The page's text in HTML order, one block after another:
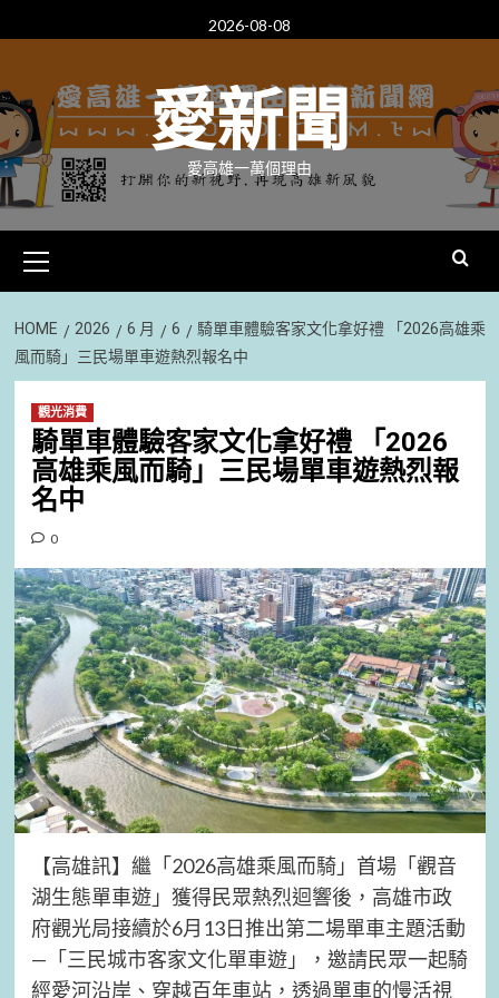
to
2026-08-08
愛新聞
愛高雄一萬個理由
Menu
HOME 2026 6 月 6
騎單車體驗客家文化拿好禮 「2026高雄乘
風而騎」三民場單車遊熱烈報名中
觀光消費
騎單車體驗客家文化拿好禮 「2026
高雄乘風而騎」三民場單車遊熱烈報
名中
0
【高雄訊】繼「2026高雄乘風而騎」首場「觀音
湖生態單車遊」獲得民眾熱烈迴響後，高雄市政
府觀光局接續於6月13日推出第二場單車主題活動
—「三民城市客家文化單車遊」，邀請民眾一起騎
經愛河沿岸、穿越百年車站，透過單車的慢活視